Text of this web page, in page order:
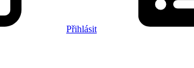
Přihlásit